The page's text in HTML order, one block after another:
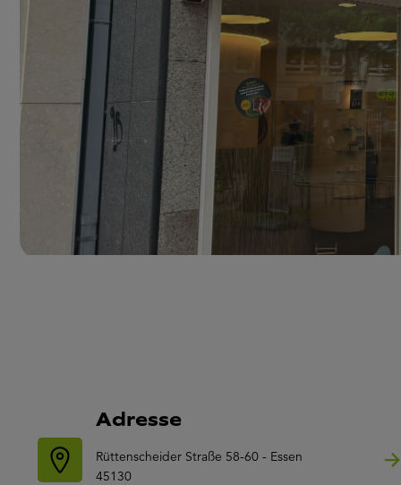
Adresse
Rüttenscheider Straße 58-60 - Essen
45130